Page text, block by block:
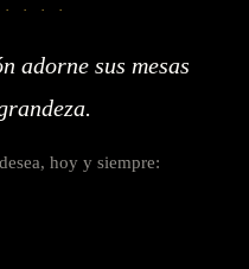
· · ·
adorne sus mesas
hoy y siempre: